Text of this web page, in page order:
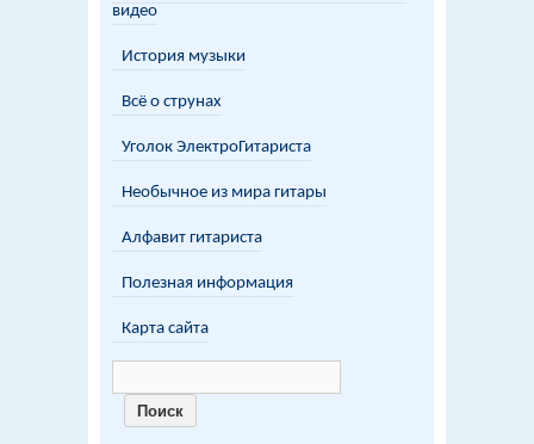
видео
История музыки
Всё о струнах
Уголок ЭлектроГитариста
Необычное из мира гитары
Алфавит гитариста
Полезная информация
Карта сайта